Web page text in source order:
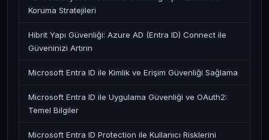
Koruma Stratejileri
Hibrit Yapı Güvenliği: Azure AD (Entra ID) Connect ile
Güveninizi Artırın
Microsoft Entra ID ile Kimlik ve Erişim Güvenliği Sağlama
Microsoft Entra ID ile Uygulama Güvenliği ve OAuth2:
Temel Bilgiler
Microsoft Entra ID Protection ile Kullanıcı Risklerini